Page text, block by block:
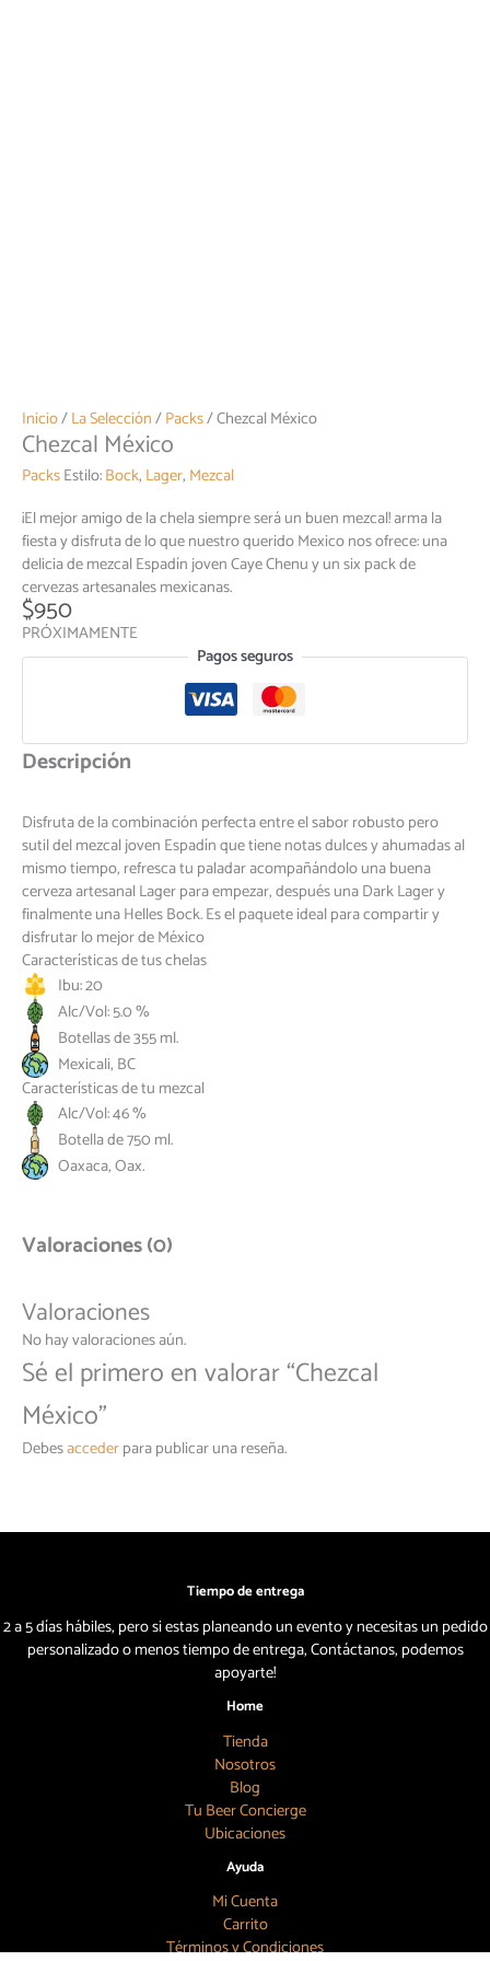
Inicio/La Selección/Packs/ Chezcal México
Chezcal México
PacksEstilo:Bock, Lager, Mezcal
¡El mejor amigo de la chela siempre será un buen mezcal! arma la
fiesta y disfruta de lo que nuestro querido Mexico nos ofrece: una
delicia de mezcal Espadín joven Caye Chenu y un six pack de
cervezas artesanales mexicanas.
$950
PRÓXIMAMENTE
Pagos seguros
Descripción
Disfruta de la combinación perfecta entre el sabor robusto pero
sutil del mezcal joven Espadín que tiene notas dulces y ahumadas al
mismo tiempo, refresca tu paladar acompañándolo una buena
cerveza artesanal Lager para empezar, después una Dark Lager y
finalmente una Helles Bock. Es el paquete ideal para compartir y
disfrutar lo mejor de México
Características de tus chelas
Ibu: 20
Alc/Vol: 5.0 %
Botellas de 355 ml.
Mexicali, BC
Características de tu mezcal
Alc/Vol: 46 %
Botella de 750 ml.
Oaxaca, Oax.
Valoraciones (0)
Valoraciones
No hay valoraciones aún.
Sé el primero en valorar “Chezcal
México”
Debesaccederpara publicar una reseña.
Tiempo de entrega
2 a 5 días hábiles, pero si estas planeando un evento y necesitas un pedido
personalizado o menos tiempo de entrega, Contáctanos, podemos
apoyarte!
Home
Tienda
Nosotros
Blog
Tu Beer Concierge
Ubicaciones
Ayuda
Mi Cuenta
Carrito
Términos y Condiciones